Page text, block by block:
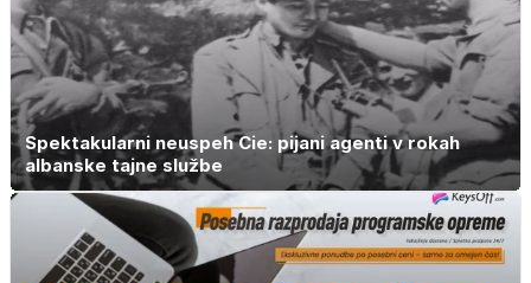
Spektakularni neuspeh Cie: pijani agenti v rokah
albanske tajne službe